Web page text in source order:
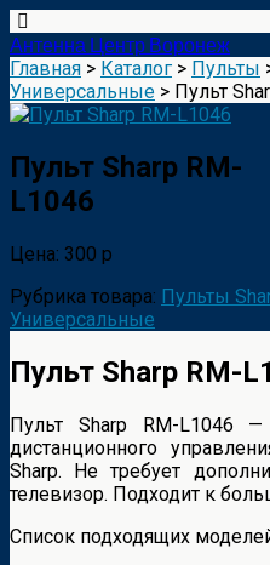
Антенна Центр Воронеж
Главная > Каталог > Пульты
Универсальные > Пульт
Пульт Sharp RM-
L1046
Цена: 300 р
Рубрика товара: Пульты
Универсальные
Пульт Sharp RM-
Пульт Sharp RM-L1046
дистанционного
Sharp. Не требует
телевизор. Подходит к
Список подходящих